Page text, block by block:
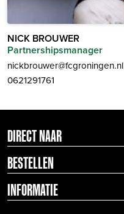
NICK BROUWER
Partnershipsmanager
nickbrouwer@fcgroningen.nl
0621291761
DIRECT NAAR
BESTELLEN
INFORMATIE